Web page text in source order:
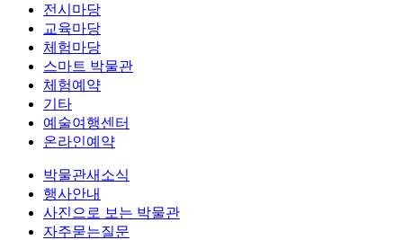
전시마당
교육마당
체험마당
스마트 박물관
체험예약
기타
예술여행센터
온라인예약
박물관새소식
행사안내
사진으로 보는 박물관
자주묻는질문